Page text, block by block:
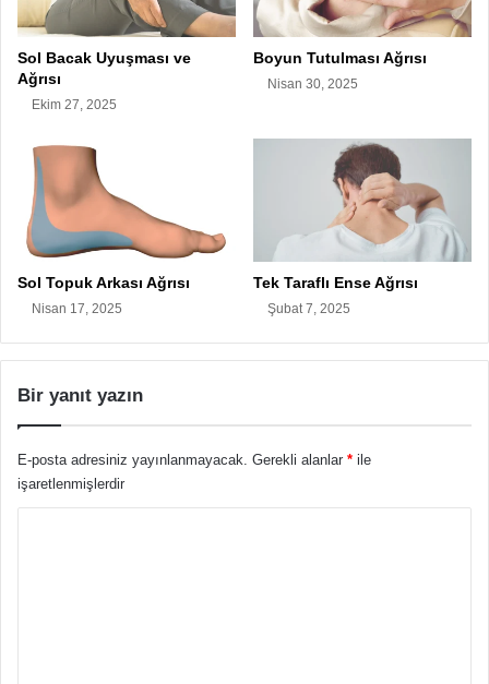
Sol Bacak Uyuşması ve
Ağrısı
Ekim 27, 2025
Boyun Tutulması Ağrısı
Nisan 30, 2025
Sol Topuk Arkası Ağrısı
Nisan 17, 2025
Tek Taraflı Ense Ağrısı
Şubat 7, 2025
Bir yanıt yazın
E-posta adresiniz yayınlanmayacak. Gerekli alanlar * ile
işaretlenmişlerdir